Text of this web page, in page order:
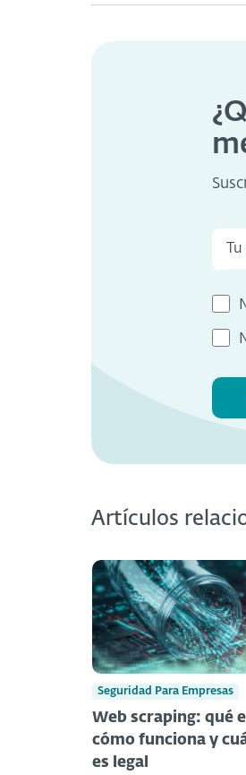
Artículos
Seguridad Para Empresas
Web scraping: qué
cómo funciona y
es legal